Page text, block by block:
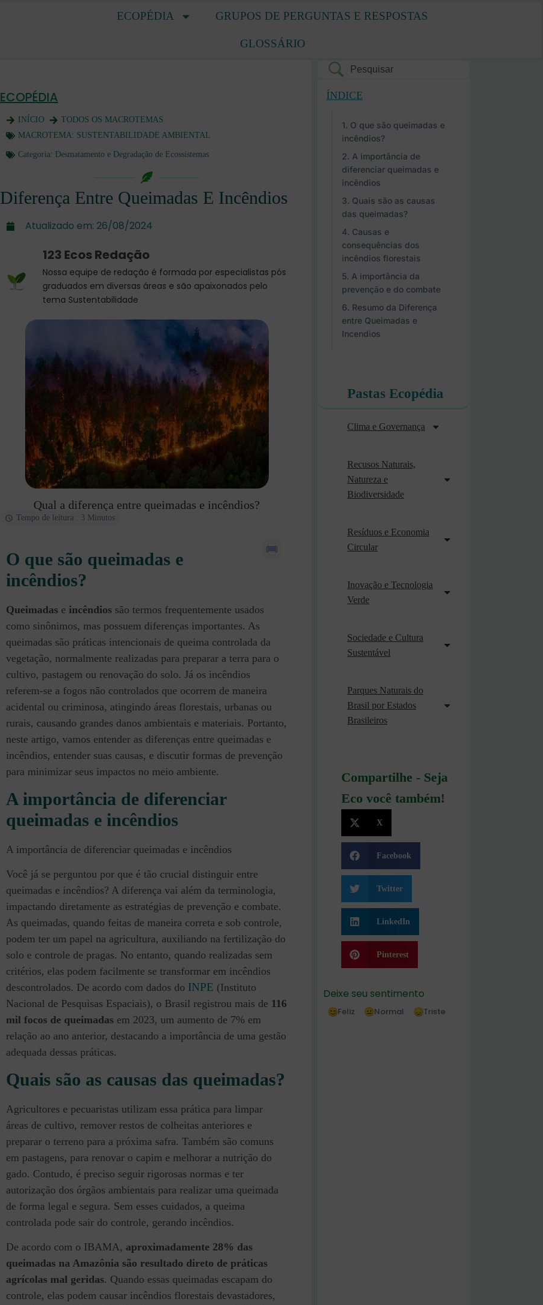
ECOPÉDIA GRUPOS DE PERGUNTAS E RESPOSTAS
GLOSSÁRIO
ECOPÉDIA
INÍCIO
TODOS OS MACROTEMAS
MACROTEMA: SUSTENTABILIDADE AMBIENTAL
Categoria: Desmatamento e Degradação de Ecossistemas
Diferença Entre Queimadas E Incêndios
Atualizado em: 26/08/2024
123 Ecos Redação
Nossa equipe de redação é formada por especialistas pós
graduados em diversas áreas e são apaixonados pelo
tema Sustentabilidade
Qual a diferença entre queimadas e incêndios?
Tempo de leitura : 3 Minutos
O que são queimadas e
incêndios?
Queimadas e incêndios são termos frequentemente usados
como sinônimos, mas possuem diferenças importantes. As
queimadas são práticas intencionais de queima controlada da
vegetação, normalmente realizadas para preparar a terra para o
cultivo, pastagem ou renovação do solo. Já os incêndios
referem-se a fogos não controlados que ocorrem de maneira
acidental ou criminosa, atingindo áreas florestais, urbanas ou
rurais, causando grandes danos ambientais e materiais. Portanto,
neste artigo, vamos entender as diferenças entre queimadas e
incêndios, entender suas causas, e discutir formas de prevenção
para minimizar seus impactos no meio ambiente.
A importância de diferenciar
queimadas e incêndios
A importância de diferenciar queimadas e incêndios
Você já se perguntou por que é tão crucial distinguir entre
queimadas e incêndios? A diferença vai além da terminologia,
impactando diretamente as estratégias de prevenção e combate.
As queimadas, quando feitas de maneira correta e sob controle,
podem ter um papel na agricultura, auxiliando na fertilização do
solo e controle de pragas. No entanto, quando realizadas sem
critérios, elas podem facilmente se transformar em incêndios
descontrolados. De acordo com dados do INPE (Instituto
Nacional de Pesquisas Espaciais), o Brasil registrou mais de 116
mil focos de queimadas em 2023, um aumento de 7% em
relação ao ano anterior, destacando a importância de uma gestão
adequada dessas práticas.
Quais são as causas das queimadas?
Agricultores e pecuaristas utilizam essa prática para limpar
áreas de cultivo, remover restos de colheitas anteriores e
preparar o terreno para a próxima safra. Também são comuns
em pastagens, para renovar o capim e melhorar a nutrição do
gado. Contudo, é preciso seguir rigorosas normas e ter
autorização dos órgãos ambientais para realizar uma queimada
de forma legal e segura. Sem esses cuidados, a queima
controlada pode sair do controle, gerando incêndios.
De acordo com o IBAMA, aproximadamente 28% das
queimadas na Amazônia são resultado direto de práticas
agrícolas mal geridas. Quando essas queimadas escapam do
controle, elas podem causar incêndios florestais devastadores,
ÍNDICE
O que são queimadas e
incêndios?
A importância de
diferenciar queimadas e
incêndios
Quais são as causas
das queimadas?
Causas e
consequências dos
incêndios florestais
A importância da
prevenção e do combate
Resumo da Diferença
entre Queimadas e
Incendios
Pastas Ecopédia
Clima e Governança
Recusos Naturais,
Natureza e
Biodiversidade
Resíduos e Economia
Circular
Inovação e Tecnologia
Verde
Sociedade e Cultura
Sustentável
Parques Naturais do
Brasil por Estados
Brasileiros
Compartilhe - Seja
Eco você também!
X
Facebook
Twitter
LinkedIn
Pinterest
Deixe seu sentimento
Feliz Normal Triste